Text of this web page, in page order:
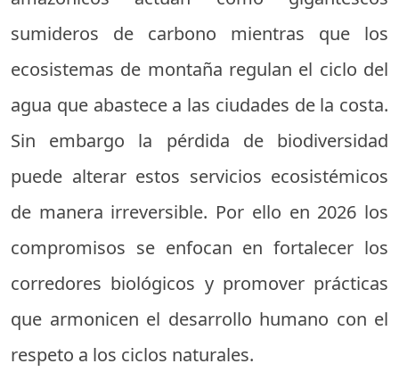
sumideros de carbono mientras que los
ecosistemas de montaña regulan el ciclo del
agua que abastece a las ciudades de la costa.
Sin embargo la pérdida de biodiversidad
puede alterar estos servicios ecosistémicos
de manera irreversible. Por ello en 2026 los
compromisos se enfocan en fortalecer los
corredores biológicos y promover prácticas
que armonicen el desarrollo humano con el
respeto a los ciclos naturales.